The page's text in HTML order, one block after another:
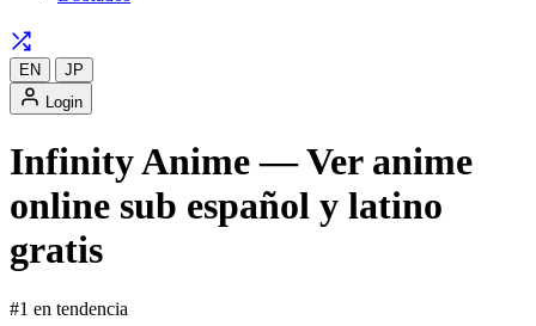
EN
JP
Login
Infinity Anime — Ver anime
online sub español y latino
gratis
#1 en tendencia